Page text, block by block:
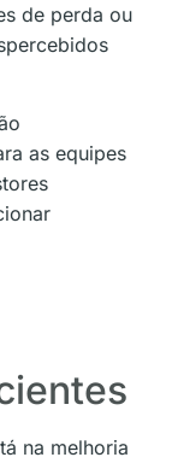
de perda ou
as equipes
na melhoria